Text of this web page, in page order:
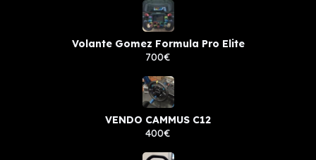
Volante Gomez Formula Pro Elite
700€
VENDO CAMMUS C12
400€